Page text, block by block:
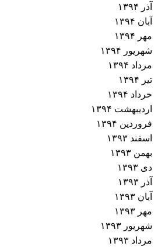
آذر ۱۳۹۴
آبان ۱۳۹۴
مهر ۱۳۹۴
شهریور ۱۳۹۴
مرداد ۱۳۹۴
تیر ۱۳۹۴
خرداد ۱۳۹۴
اردیبهشت ۱۳۹۴
فروردین ۱۳۹۴
اسفند ۱۳۹۳
بهمن ۱۳۹۳
دی ۱۳۹۳
آذر ۱۳۹۳
آبان ۱۳۹۳
مهر ۱۳۹۳
شهریور ۱۳۹۳
مرداد ۱۳۹۳